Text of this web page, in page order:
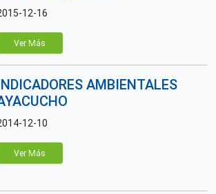
12-16
Ver Más
AMBIENTALES
12-10
Ver Más